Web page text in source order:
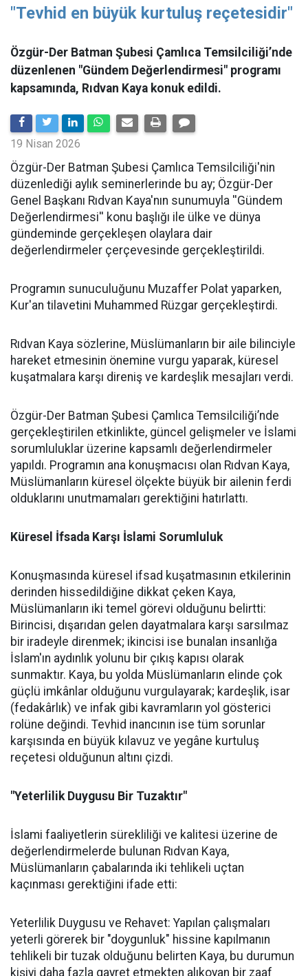
"Tevhid en büyük kurtuluş reçetesidir"
Özgür-Der Batman Şubesi Çamlıca Temsilciliği’nde
düzenlenen "Gündem Değerlendirmesi" programı
kapsamında, Rıdvan Kaya konuk edildi.
19 Nisan 2026
​Özgür-Der Batman Şubesi Çamlıca Temsilciliği'nin
düzenlediği aylık seminerlerinde bu ay; Özgür-Der
Genel Başkanı Rıdvan Kaya'nın sunumuyla ''Gündem
Değerlendirmesi'' konu başlığı ile ülke ve dünya
gündeminde gerçekleşen olaylara dair
değerlendirmeler çerçevesinde gerçekleştirildi.
Programın sunuculuğunu Muzaffer Polat yaparken,
Kur'an tilavetini Muhammed Rüzgar gerçekleştirdi.
Rıdvan Kaya sözlerine, Müslümanların bir aile bilinciyle
hareket etmesinin önemine vurgu yaparak, küresel
kuşatmalara karşı direniş ve kardeşlik mesajları verdi.
Özgür-Der Batman Şubesi Çamlıca Temsilciliği’nde
gerçekleştirilen etkinlikte, güncel gelişmeler ve İslami
sorumluluklar üzerine kapsamlı değerlendirmeler
yapıldı. Programın ana konuşmacısı olan Rıdvan Kaya,
Müslümanların küresel ölçekte büyük bir ailenin ferdi
olduklarını unutmamaları gerektiğini hatırlattı.
Küresel İfsada Karşı İslami Sorumluluk
Konuşmasında küresel ifsad kuşatmasının etkilerinin
derinden hissedildiğine dikkat çeken Kaya,
Müslümanların iki temel görevi olduğunu belirtti:
Birincisi, dışarıdan gelen dayatmalara karşı sarsılmaz
bir iradeyle direnmek; ikincisi ise bunalan insanlığa
İslam'ın aydınlık yolunu bir çıkış kapısı olarak
sunmaktır. Kaya, bu yolda Müslümanların elinde çok
güçlü imkânlar olduğunu vurgulayarak; kardeşlik, isar
(fedakârlık) ve infak gibi kavramların yol gösterici
rolüne değindi. Tevhid inancının ise tüm sorunlar
karşısında en büyük kılavuz ve yegâne kurtuluş
reçetesi olduğunun altını çizdi.
"Yeterlilik Duygusu Bir Tuzaktır"
İslami faaliyetlerin sürekliliği ve kalitesi üzerine de
değerlendirmelerde bulunan Rıdvan Kaya,
Müslümanların çabalarında iki tehlikeli uçtan
kaçınması gerektiğini ifade etti:
Yeterlilik Duygusu ve Rehavet: Yapılan çalışmaları
yeterli görerek bir "doygunluk" hissine kapılmanın
tehlikeli bir tuzak olduğunu belirten Kaya, bu durumun
kişiyi daha fazla gayret etmekten alıkoyan bir zaaf